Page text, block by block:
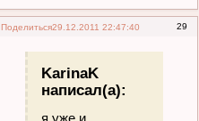
Поделиться 29
29.12.2011 22:47:40
KarinaK
написал(а):